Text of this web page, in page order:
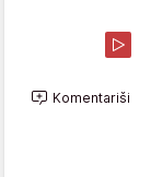
Komentariši